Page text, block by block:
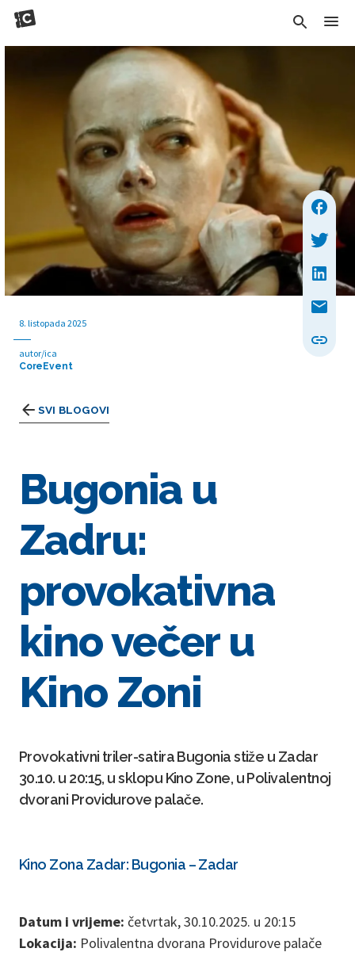
SVI BLOGOVI
8. listopada 2025
autor/ica
CoreEvent
Bugonia u
Zadru:
provokativna
kino večer u
Kino Zoni
Provokativni triler-satira Bugonia stiže u Zadar
30.10. u 20:15, u sklopu Kino Zone, u Polivalentnoj
dvorani Providurove palače.
Kino Zona Zadar: Bugonia – Zadar
Datum i vrijeme: četvrtak, 30.10.2025. u 20:15
Lokacija: Polivalentna dvorana Providurove palače